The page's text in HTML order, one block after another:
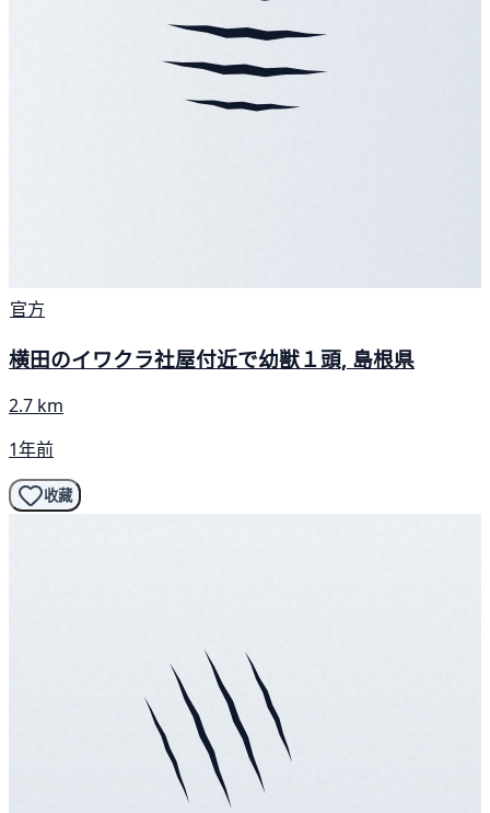
官方
横田のイワクラ社屋付近で幼獣１頭, 島根県
2.7 km
1年前
收藏